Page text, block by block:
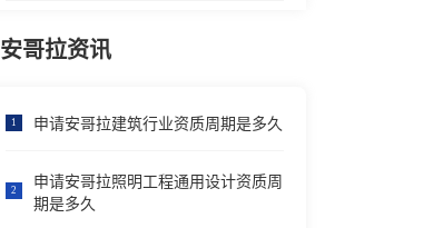
安哥拉资讯
1 申请安哥拉建筑行业资质周期是多久
2
申请安哥拉照明工程通用设计资质周
期是多久